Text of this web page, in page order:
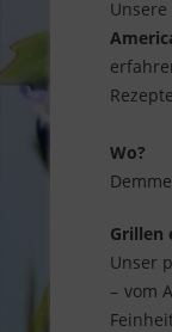
Wo?
Grillen
Unser
– vom